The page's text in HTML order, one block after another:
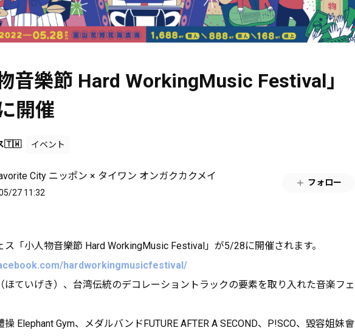
音樂節 Hard WorkingMusic Festival」
開催
🇹🇼 イベント
City ニッポン × タイワン オンガクカクメイ
27 11:32
フォロー
ス「小人物音樂節 Hard WorkingMusic Festival」が5/28に開催されます。
hardworkingmusicfestival/
ほていげき）、台湾伝統のデコレーショントラックの要素を取り入れた音楽フェ
Elephant Gym、メダルバンドFUTURE AFTER A SECOND、P!SCO、毀容姐妹會